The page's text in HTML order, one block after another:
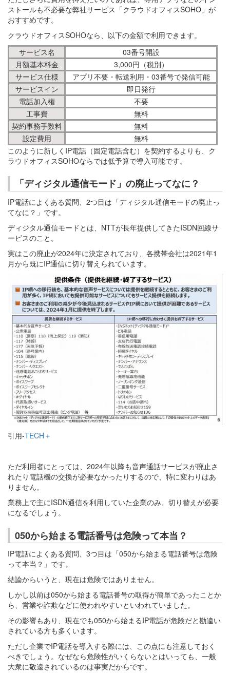
ストールも不必要な弊社サービス「クラウドオフィスSOHO」が
おすすめです。
クラウドオフィスSOHOなら、以下の金額で利用できます。
サービス名
03番号開設
月額基本料金
3,000円（税別）
サービス仕様
アプリ不要・転送利用・03番号で発信可能
サービスイン
即日発行
電話加入権
不要
工事費
無料
契約事務手数料
無料
設定費用
無料
このように新しくIP電話（固定電話含む）を契約するよりも、ク
ラウドオフィスSOHOならでは低予算で導入可能です。
「ディジタル通信モード」の廃止ってなに？
IP電話によくある質問、2つ目は「ディジタル通信モードの廃止っ
てなに？」です。
ディジタル通信モードとは、NTTが長年提供してきたISDN回線サ
ービスのこと。
実はこの廃止が2024年に決定されており、各携帯会社は2021年1
月から既にIP通信に切り替えられています。
引用-TECH＋
ただ利用者にとっては、2024年以降も音声通話サービスが廃止さ
れたり電話機の交換が必要なかったりするので、特に変わりはあ
りません。
業務上で主にISDN通信を利用していた企業のみ、切り替えが必要
になるでしょう。
050から始まる電話番号は危険って本当？
IP電話によくある質問、3つ目は「050から始まる電話番号は危険
って本当？」です。
結論からいうと、現在は危険ではありません。
しかし以前は050から始まる電話番号の取得が簡単であったことか
ら、営業や詐欺などに使われやすいといわれていました。
その影響もあり、現在でも050から始まるIP電話が危険だと勘違い
されている方も多くいます。
ただし企業でIP電話を導入する際には、この点にも注意しておく
べきでしょう。なぜなら危険性がいくらないとはいっても、一般
大衆に敬遠されているのは事実だからです。